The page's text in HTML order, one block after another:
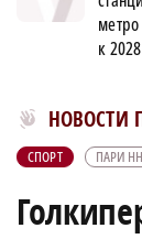
к
НОВОСТИ
Новости
СПОРТ ПАРИ НН